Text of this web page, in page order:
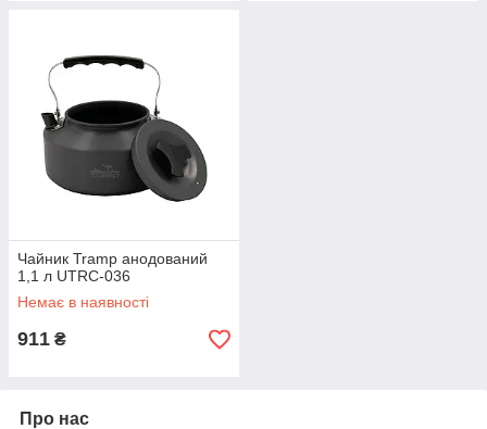
Чайник Tramp анодований
1,1 л UTRC-036
Немає в наявності
911 ₴
Про нас